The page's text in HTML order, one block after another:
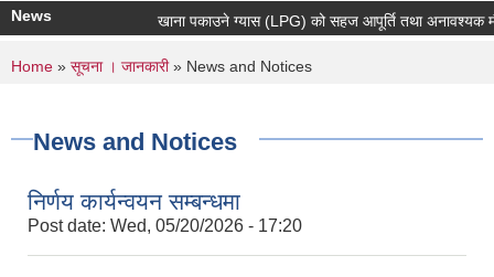
News खाना पकाउने ग्यास (LPG) को सहज आपूर्ति तथा अनावश्यक
You are here
Home » सूचना । जानकारी» News and Notices
News and Notices
निर्णय कार्यन्वयन सम्बन्धमा
Post date: Wed, 05/20/2026 - 17:20